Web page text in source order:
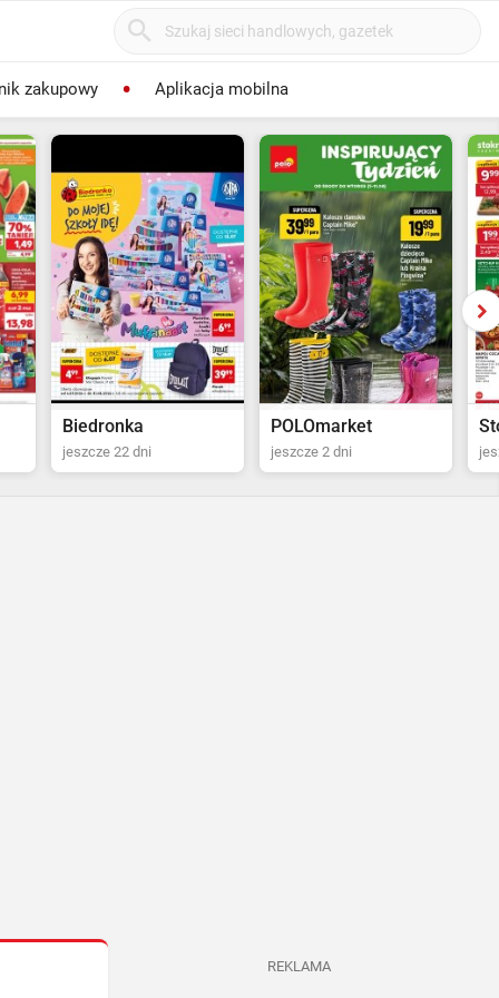
zakupowy Aplikacja mobilna
POLOmarket
jeszcze 2 dni jeszcze 3 dni od
REKLAMA